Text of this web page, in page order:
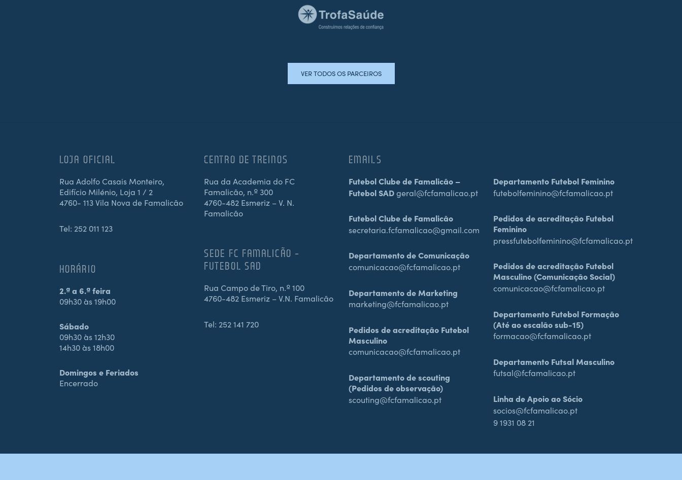
VER TODOS OS PARCEIROS
LOJA OFICIAL
Rua Adolfo Casais Monteiro,
Edifício Milénio, Loja 1 / 2
4760- 113 Vila Nova de Famalicão
Tel: 252 011 123
HORÁRIO
2.ª a 6.ª feira
09h30 às 19h00
Sábado
09h30 às 12h30
14h30 às 18h00
Domingos e Feriados
Encerrado
CENTRO DE TREINOS
Rua da Academia do FC
Famalicão, n.º 300
4760-482 Esmeriz – V. N.
Famalicão
SEDE FC FAMALICÃO –
FUTEBOL SAD
Rua Campo de Tiro, n.º 100
4760-482 Esmeriz – V.N. Famalicão
Tel: 252 141 720
EMAILS
Futebol Clube de Famalicão –
Futebol SADgeral@fcfamalicao.pt
Futebol Clube de Famalicão
secretaria.fcfamalicao@gmail.com
Departamento de Comunicação
comunicacao@fcfamalicao.pt
Departamento de Marketing
marketing@fcfamalicao.pt
Pedidos de acreditação Futebol
Masculino
comunicacao@fcfamalicao.pt
Departamento de scouting
(Pedidos de observação)
scouting@fcfamalicao.pt
Departamento Futebol Feminino
futebolfeminino@fcfamalicao.pt
Pedidos de acreditação Futebol
Feminino
pressfutebolfeminino@fcfamalicao.pt
Pedidos de acreditação Futebol
Masculino (Comunicação Social)
comunicacao@fcfamalicao.pt
Departamento Futebol Formação
(Até ao escalão sub-15)
formacao@fcfamalicao.pt
Departamento Futsal Masculino
futsal@fcfamalicao.pt
Linha de Apoio ao Sócio
socios@fcfamalicao.pt
9 1931 08 21